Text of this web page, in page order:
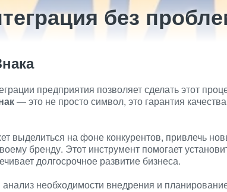
без
предприятия позволяет сделать этот
— это не просто символ, это гарантия
выделиться на фоне конкурентов, привлечь
бренду. Этот инструмент помогает
долгосрочное развитие бизнеса.
необходимости внедрения и